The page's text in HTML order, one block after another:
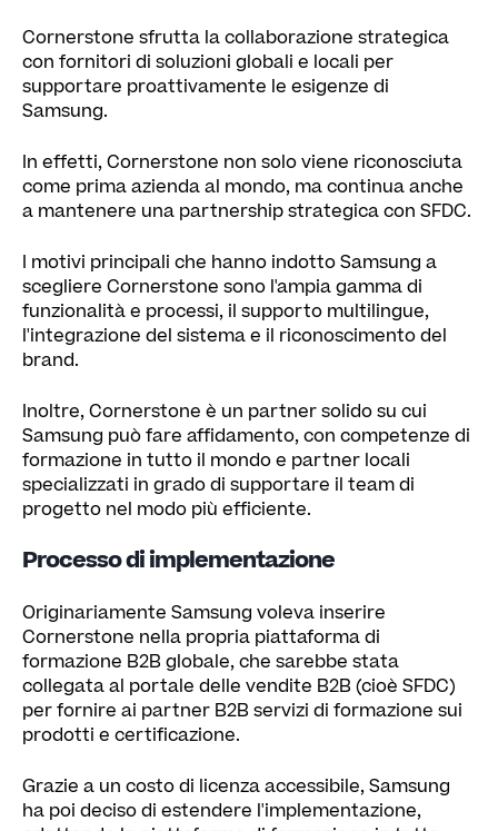
Cornerstone sfrutta la collaborazione strategica
con fornitori di soluzioni globali e locali per
supportare proattivamente le esigenze di
Samsung.
In effetti, Cornerstone non solo viene riconosciuta
come prima azienda al mondo, ma continua anche
a mantenere una partnership strategica con SFDC.
I motivi principali che hanno indotto Samsung a
scegliere Cornerstone sono l'ampia gamma di
funzionalità e processi, il supporto multilingue,
l'integrazione del sistema e il riconoscimento del
brand.
Inoltre, Cornerstone è un partner solido su cui
Samsung può fare affidamento, con competenze di
formazione in tutto il mondo e partner locali
specializzati in grado di supportare il team di
progetto nel modo più efficiente.
Processo di implementazione
Originariamente Samsung voleva inserire
Cornerstone nella propria piattaforma di
formazione B2B globale, che sarebbe stata
collegata al portale delle vendite B2B (cioè SFDC)
per fornire ai partner B2B servizi di formazione sui
prodotti e certificazione.
Grazie a un costo di licenza accessibile, Samsung
ha poi deciso di estendere l'implementazione,